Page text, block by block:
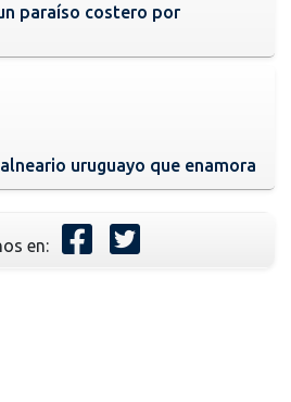
paraíso costero por
uruguayo que enamora
en: